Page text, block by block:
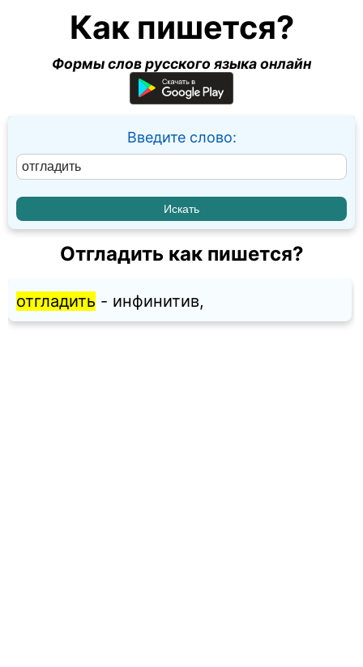
Как пишется?
Формы слов русского языка онлайн
Введите слово:
Отгладить как пишется?
отгладить - инфинитив,